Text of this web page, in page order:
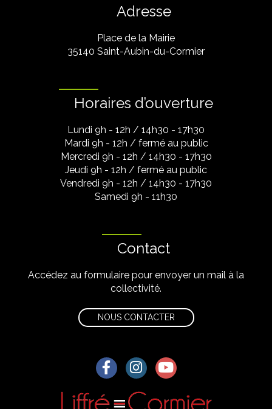
Adresse
Place de la Mairie
35140 Saint-Aubin-du-Cormier
Horaires d’ouverture
Lundi 9h - 12h / 14h30 - 17h30
Mardi 9h - 12h / fermé au public
Mercredi 9h - 12h / 14h30 - 17h30
Jeudi 9h - 12h / fermé au public
Vendredi 9h - 12h / 14h30 - 17h30
Samedi 9h - 11h30
Contact
Accédez au formulaire pour envoyer un mail à la
collectivité.
NOUS CONTACTER
Lien vers le compte Facebook
Lien vers le compte
Lien vers la chaîne